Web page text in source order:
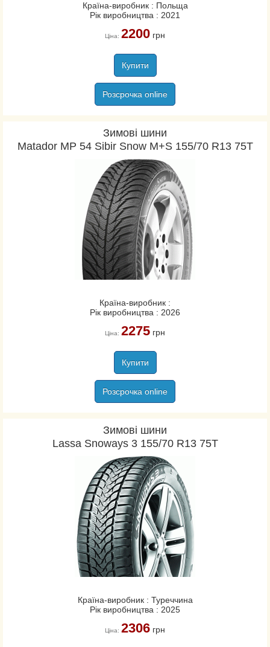
Країна-виробник : Польща
Рік виробництва : 2021
Ціна: 2200грн
Купити
Розсрочка online
Зимові шини
Matador MP 54 Sibir Snow M+S 155/70 R13 75T
Країна-виробник :
Рік виробництва : 2026
Ціна: 2275грн
Купити
Розсрочка online
Зимові шини
Lassa Snoways 3 155/70 R13 75T
Країна-виробник : Туреччина
Рік виробництва : 2025
Ціна: 2306грн